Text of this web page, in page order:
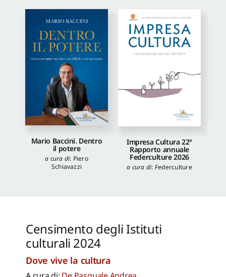
Mario Baccini. Dentro
il potere
a cura di: Piero
Schiavazzi
Impresa Cultura 22°
Rapporto annuale
Federculture 2026
a cura di: Federculture
Censimento degli Istituti
culturali 2024
Dove vive la cultura